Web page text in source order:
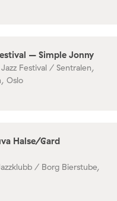
– Simple Jonny
Festival / Sentralen,
Oslo
Halse/Gard
/ Borg Bierstube,